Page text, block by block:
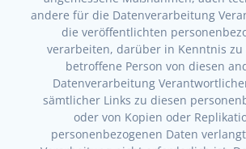
andere für die Datenverarbeitung
die veröffentlichten
verarbeiten, darüber in Kenntnis zu
betroffene Person von diesen
Datenverarbeitung
sämtlicher Links zu diesen
oder von Kopien oder
personenbezogenen Daten